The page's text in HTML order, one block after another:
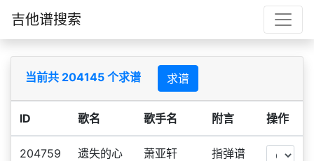
吉他谱搜索
当前共 204145 个求谱 求谱
ID 歌名 歌手名 附言 操作
204759
遗失的心
萧亚轩 指弹谱